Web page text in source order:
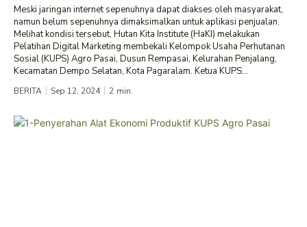
Meski jaringan internet sepenuhnya dapat diakses oleh masyarakat,
namun belum sepenuhnya dimaksimalkan untuk aplikasi penjualan.
Melihat kondisi tersebut, Hutan Kita Institute (HaKI) melakukan
Pelatihan Digital Marketing membekali Kelompok Usaha Perhutanan
Sosial (KUPS) Agro Pasai, Dusun Rempasai, Kelurahan Penjalang,
Kecamatan Dempo Selatan, Kota Pagaralam. Ketua KUPS...
BERITA Sep 12, 2024 2 min.